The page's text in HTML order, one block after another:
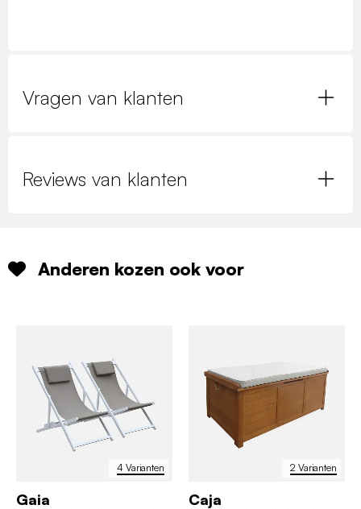
Vragen van klanten
Reviews van klanten
Anderen kozen ook voor
4 Varianten
Gaia
2 Varianten
Caja